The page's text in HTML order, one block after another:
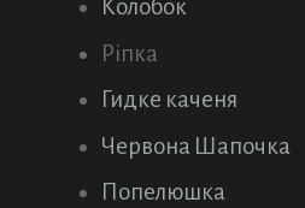
Колобок
Ріпка
Гидке каченя
Червона Шапочка
Попелюшка